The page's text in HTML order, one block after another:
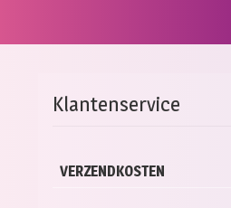
Klantenservice
VERZENDKOSTEN